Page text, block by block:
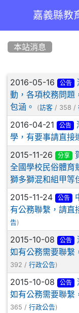
嘉義縣教
本站消息
文章列表
2016-05-16 公告
動，各項校務問題
包涵。
(訪客 / 358 /
2016-04-21 公告
學，有要事請直接
2015-11-26 分享
全國學校民俗體育
獅多獅混和組甲等
2015-11-24 公告
有公務聯繫，請直
告)
2015-10-08 公告
如有公務需要聯繫
392 / 行政公告)
2015-10-08 公告
如有公務需要聯繫
365 / 行政公告)